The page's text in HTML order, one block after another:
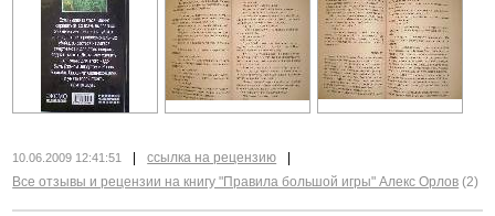
10.06.2009 12:41:51 ссылка на рецензию
Все отзывы и рецензии на книгу "Правила большой игры" Алекс Орлов (2)